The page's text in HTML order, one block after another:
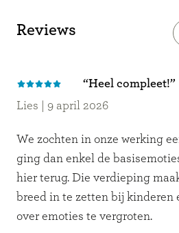
Reviews
“Heel compleet!”
Lies
9 april 2026
We zochten in onze werking
ging dan enkel de
hier terug. Die verdieping
breed in te zetten bij kinderen
over emoties te vergroten.